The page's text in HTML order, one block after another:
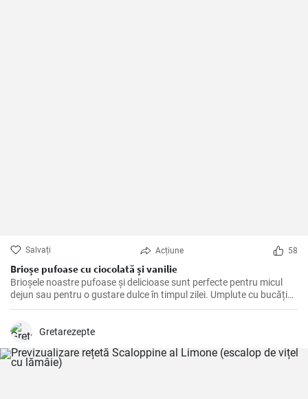
Salvați Acțiune 58
Brioșe pufoase cu ciocolată și vanilie
Brioșele noastre pufoase și delicioase sunt perfecte pentru micul
dejun sau pentru o gustare dulce în timpul zilei. Umplute cu bucăți
de ciocolată și aroma naturală de vanilie, acestea sunt un deliciu de
Gretarezepte